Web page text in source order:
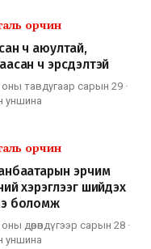
орчин
ч аюултай,
ч эрсдэлтэй
оны тавдугаар сарын 29 ·
уншина
орчин
эрчим
хэрэглээг шийдэх
боломж
дөрөвдүгээр сарын 28 ·
уншина